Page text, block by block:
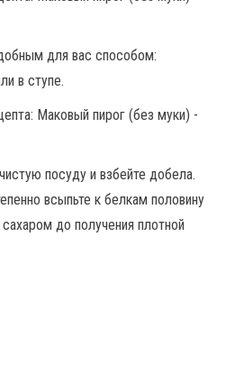
для вас способом:
в ступе.
посуду и взбейте добела.
всыпьте к белкам половину
до получения плотной